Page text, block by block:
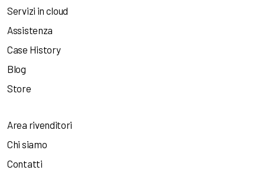
Servizi in cloud
Assistenza
Case History
Blog
Store
Area rivenditori
Chi siamo
Contatti